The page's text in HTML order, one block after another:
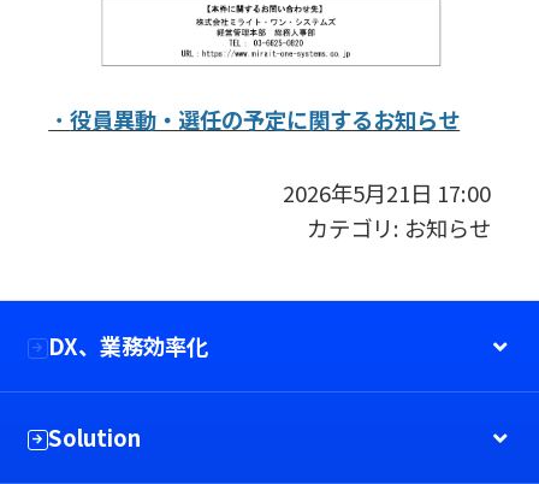
・役員異動・選任の予定に関するお知らせ
2026年5月21日 17:00
カテゴリ: お知らせ
DX、業務効率化
Solution